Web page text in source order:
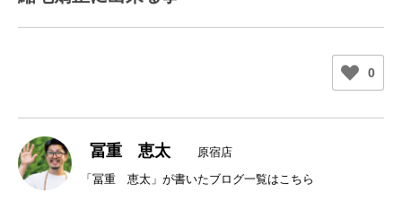
0
冨重 恵太
原宿店
「冨重 恵太」が書いたブログ一覧はこちら